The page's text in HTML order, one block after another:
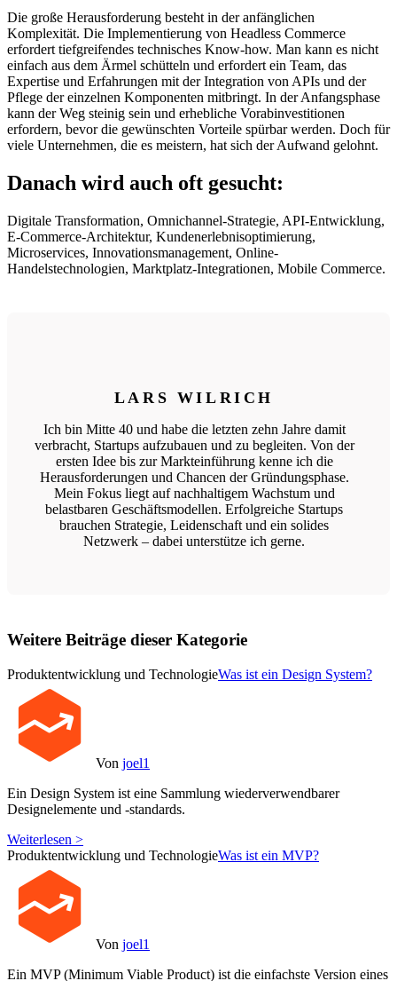
Die große Herausforderung besteht in der anfänglichen
Komplexität. Die Implementierung von Headless Commerce
erfordert tiefgreifendes technisches Know-how. Man kann es nicht
einfach aus dem Ärmel schütteln und erfordert ein Team, das
Expertise und Erfahrungen mit der Integration von APIs und der
Pflege der einzelnen Komponenten mitbringt. In der Anfangsphase
kann der Weg steinig sein und erhebliche Vorabinvestitionen
erfordern, bevor die gewünschten Vorteile spürbar werden. Doch für
viele Unternehmen, die es meistern, hat sich der Aufwand gelohnt.
Danach wird auch oft gesucht:
Digitale Transformation, Omnichannel-Strategie, API-Entwicklung,
E-Commerce-Architektur, Kundenerlebnisoptimierung,
Microservices, Innovationsmanagement, Online-
Handelstechnologien, Marktplatz-Integrationen, Mobile Commerce.
LARS WILRICH
Ich bin Mitte 40 und habe die letzten zehn Jahre damit
verbracht, Startups aufzubauen und zu begleiten. Von der
ersten Idee bis zur Markteinführung kenne ich die
Herausforderungen und Chancen der Gründungsphase.
Mein Fokus liegt auf nachhaltigem Wachstum und
belastbaren Geschäftsmodellen. Erfolgreiche Startups
brauchen Strategie, Leidenschaft und ein solides
Netzwerk – dabei unterstütze ich gerne.
Weitere Beiträge dieser Kategorie
Produktentwicklung und TechnologieWas ist ein Design System?
Von joel1
Ein Design System ist eine Sammlung wiederverwendbarer
Designelemente und -standards.
Weiterlesen >
Produktentwicklung und TechnologieWas ist ein MVP?
Von joel1
Ein MVP (Minimum Viable Product) ist die einfachste Version eines